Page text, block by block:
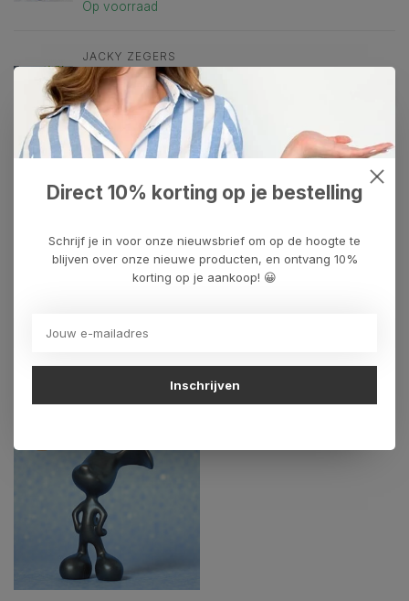
Op voorraad
JACKY ZEGERS
Jacky Zegers Teckel James
in bronskleur van Jacky
Zegers
Op voorraad
jacky zegers(10) kunstcadeau(59) maurits(1)
Heeft u een vraag over dit
kunstcadeau?
Direct 10% korting op je bestelling
Schrijf je in voor onze nieuwsbrief om op de hoogte te
blijven over onze nieuwe producten, en ontvang 10%
korting op je aankoop! 😀
Inschrijven